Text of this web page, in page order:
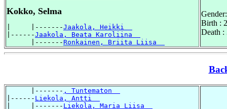
Kokko, Selma
|     |-------Jaakola, Heikki
|------Jaakola, Beata Karoliina
      |-------
Ronkainen, Briita Liisa
Birth :
Death :
      |-------
, Tuntematon
|------ Liekola, Antti
|     |------- Liekola, Maria Liisa